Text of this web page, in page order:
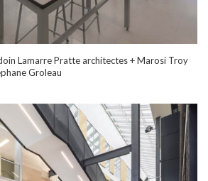
Lamarre Pratte architectes + Marosi Troy
Groleau